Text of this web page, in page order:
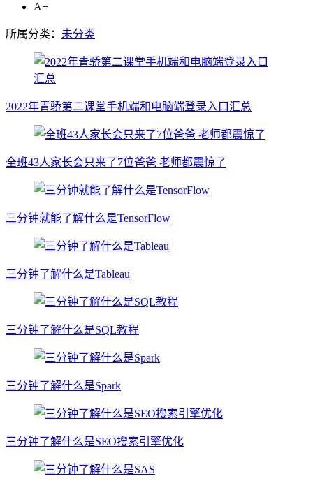
A+
所属分类： 未分类
2022年青骄第二课堂手机端和电脑端登录入口汇总
全班43人家长会只来了7位爸爸 老师都震惊了
三分钟就能了解什么是TensorFlow
三分钟了解什么是Tableau
三分钟了解什么是SQL教程
三分钟了解什么是Spark
三分钟了解什么是SEO搜索引擎优化